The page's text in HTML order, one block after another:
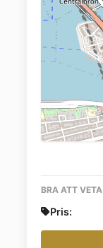
BRA ATT VETA
Pris: